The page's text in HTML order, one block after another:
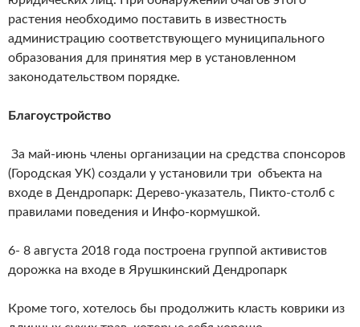
растения необходимо поставить в известность
администрацию соответствующего муниципального
образования для принятия мер в установленном
законодательством порядке.
Благоустройство
За май-июнь члены организации на средства спонсоров
(Городская УК) создали у установили три объекта на
входе в Дендропарк: Дерево-указатель, Пикто-столб с
правилами поведения и Инфо-кормушкой.
6- 8 августа 2018 года построена группой активистов
дорожка на входе в Ярушкинский Дендропарк
Кроме того, хотелось бы продолжить класть коврики из